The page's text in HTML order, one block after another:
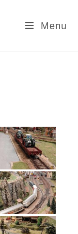
Menu